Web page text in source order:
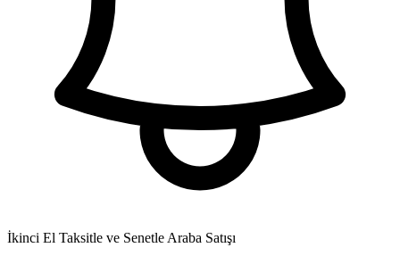
İkinci El Taksitle ve Senetle Araba Satışı